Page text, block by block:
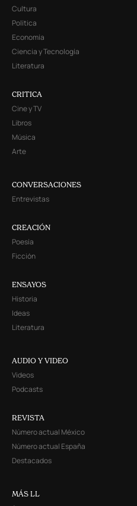
Cultura
Política
Economía
Ciencia y Tecnología
Literatura
CRITICA
Cine y TV
Libros
Música
Arte
CONVERSACIONES
Entrevistas
CREACIÓN
Poesía
Ficción
ENSAYOS
Historia
Ideas
Literatura
AUDIO Y VIDEO
Videos
Podcasts
REVISTA
Número actual México
Número actual España
Destacados
MÁS LL